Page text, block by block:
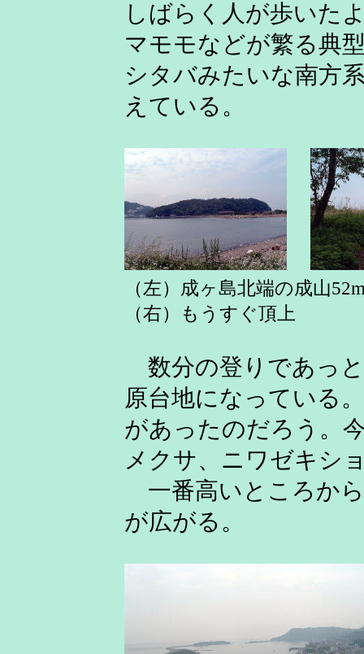
しばらく人が歩いた
マモモなどが繁る典
シタバみたいな南方
えている。
（左）成ヶ島北端の成
（右）もうすぐ頂上
数分の登りであっ
原台地になっている
があったのだろう。
メクサ、ニワゼキシ
一番高いところか
が広がる。